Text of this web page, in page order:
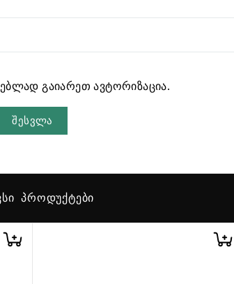
გაიარეთ ავტორიზაცია.
შესვლა
ᲞᲠᲝᲓᲣᲥᲢᲔᲑᲘ